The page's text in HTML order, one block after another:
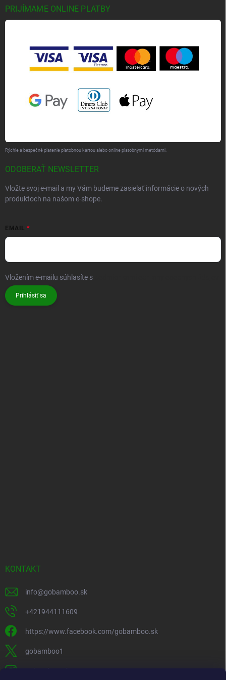
PRIJÍMAME ONLINE PLATBY
Rýchle a bezpečné platenie platobnou kartou alebo online platobnými metódami.
ODOBERAŤ NEWSLETTER
Vložte svoj e-mail a my Vám budeme zasielať informácie o nových
produktoch na našom e-shope.
EMAIL
Vložením e-mailu súhlasíte s
Prihlásiť sa
KONTAKT
info@gobamboo.sk
+421944111609
https://www.facebook.com/gobamboo.sk
gobamboo1
gobamboo_sk